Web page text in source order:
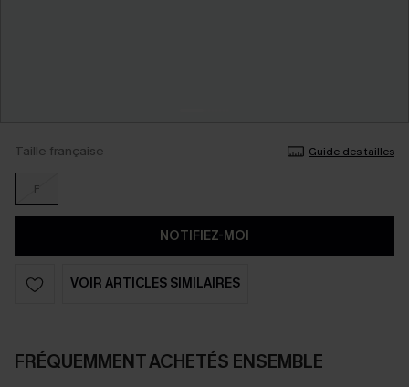
Taille française Guide des tailles
F
NOTIFIEZ-MOI
VOIR ARTICLES SIMILAIRES
FRÉQUEMMENT ACHETÉS ENSEMBLE